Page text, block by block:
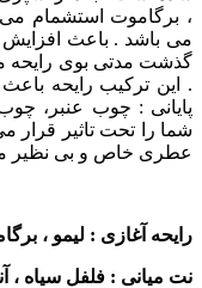
، برگاموت استشمام
می باشد . باعث افزایش
گذشت مدتی بوی رایحه
. این ترکیب رایحه
پایانی : چوب عنبر،
شما را تحت تاثیر
عطری خاص و بی نظیر
رایحه آغازی : لیمو ،
نت میانی : فلفل سیاه ،